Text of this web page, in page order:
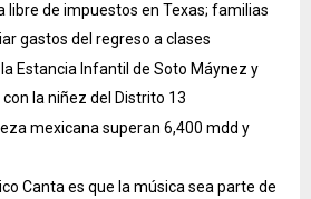
libre de impuestos en Texas; familias
gastos del regreso a clases
Estancia Infantil de Soto Máynez y
la niñez del Distrito 13
mexicana superan 6,400 mdd y
Canta es que la música sea parte de